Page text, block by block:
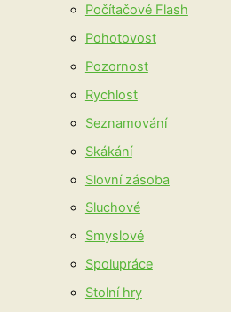
Počítačové Flash
Pohotovost
Pozornost
Rychlost
Seznamování
Skákání
Slovní zásoba
Sluchové
Smyslové
Spolupráce
Stolní hry